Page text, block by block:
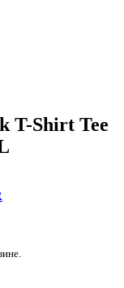
T-Shirt Tee